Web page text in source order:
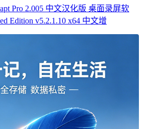
Pro 2.005 中文汉化版 桌面录屏软
Edition v5.2.1.10 x64 中文增